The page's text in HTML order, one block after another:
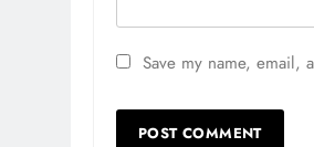
Save my name, email,